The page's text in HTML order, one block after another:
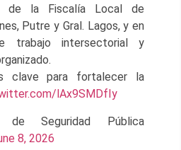
de la Fiscalía Local de
Putre y Gral. Lagos, y en
trabajo intersectorial y
clave para fortalecer la
lAx9SMDfIy
de Seguridad Pública
8, 2026